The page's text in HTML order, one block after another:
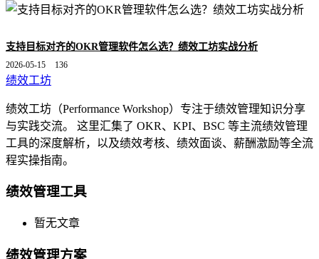
支持目标对齐的OKR管理软件怎么选？绩效工坊实战分析
2026-05-15 136
绩效工坊
绩效工坊（Performance Workshop）专注于绩效管理知识分享
与实践交流。 这里汇集了 OKR、KPI、BSC 等主流绩效管理
工具的深度解析，以及绩效考核、绩效面谈、薪酬激励等全流
程实操指南。
绩效管理工具
暂无文章
绩效管理方案